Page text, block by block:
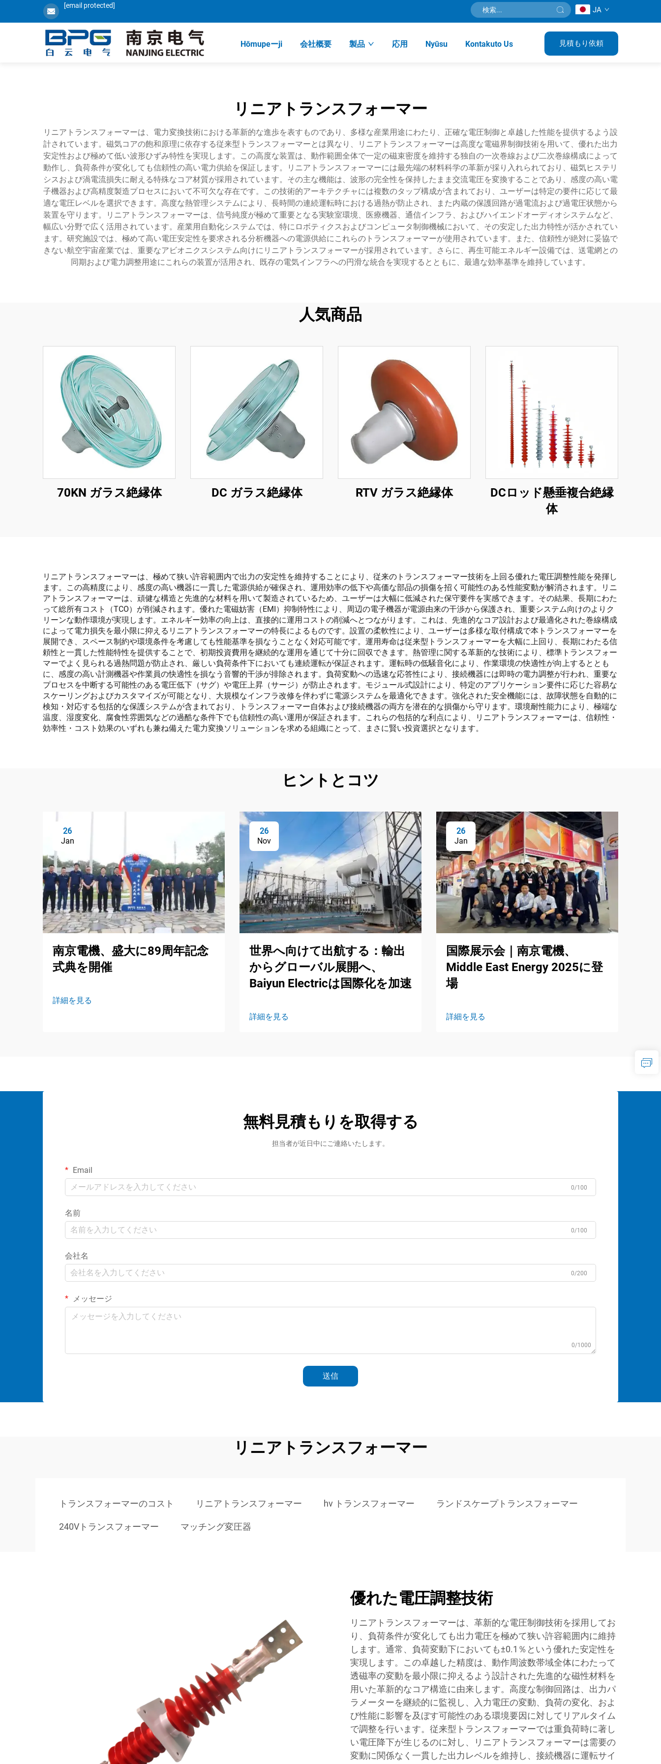
[email protected] JA
Hōmupeーji 会社概要 製品 応用 Nyūsu Kontakuto Us 見積もり依頼
リニアトランスフォーマー
リニアトランスフォーマーは、電力変換技術における革新的な進歩を表すものであり、多様な産業用途にわたり、正確な電圧制御と卓越した性能を提供するよう設
計されています。磁気コアの飽和原理に依存する従来型トランスフォーマーとは異なり、リニアトランスフォーマーは高度な電磁界制御技術を用いて、優れた出力
安定性および極めて低い波形ひずみ特性を実現します。この高度な装置は、動作範囲全体で一定の磁束密度を維持する独自の一次巻線および二次巻線構成によって
動作し、負荷条件が変化しても信頼性の高い電力供給を保証します。リニアトランスフォーマーには最先端の材料科学の革新が採り入れられており、磁気ヒステリ
シスおよび渦電流損失に耐える特殊なコア材質が採用されています。その主な機能は、波形の完全性を保持したまま交流電圧を変換することであり、感度の高い電
子機器および高精度製造プロセスにおいて不可欠な存在です。この技術的アーキテクチャには複数のタップ構成が含まれており、ユーザーは特定の要件に応じて最
適な電圧レベルを選択できます。高度な熱管理システムにより、長時間の連続運転時における過熱が防止され、また内蔵の保護回路が過電流および過電圧状態から
装置を守ります。リニアトランスフォーマーは、信号純度が極めて重要となる実験室環境、医療機器、通信インフラ、およびハイエンドオーディオシステムなど、
幅広い分野で広く活用されています。産業用自動化システムでは、特にロボティクスおよびコンピュータ制御機械において、その安定した出力特性が活かされてい
ます。研究施設では、極めて高い電圧安定性を要求される分析機器への電源供給にこれらのトランスフォーマーが使用されています。また、信頼性が絶対に妥協で
きない航空宇宙産業では、重要なアビオニクスシステム向けにリニアトランスフォーマーが採用されています。さらに、再生可能エネルギー設備では、送電網との
同期および電力調整用途にこれらの装置が活用され、既存の電気インフラへの円滑な統合を実現するとともに、最適な効率基準を維持しています。
人気商品
70KN ガラス絶縁体 DC ガラス絶縁体 RTV ガラス絶縁体
DCロッド懸垂複合絶縁
体
リニアトランスフォーマーは、極めて狭い許容範囲内で出力の安定性を維持することにより、従来のトランスフォーマー技術を上回る優れた電圧調整性能を発揮し
ます。この高精度により、感度の高い機器に一貫した電源供給が確保され、運用効率の低下や高価な部品の損傷を招く可能性のある性能変動が解消されます。リニ
アトランスフォーマーは、頑健な構造と先進的な材料を用いて製造されているため、ユーザーは大幅に低減された保守要件を実感できます。その結果、長期にわた
って総所有コスト（TCO）が削減されます。優れた電磁妨害（EMI）抑制特性により、周辺の電子機器が電源由来の干渉から保護され、重要システム向けのよりク
リーンな動作環境が実現します。エネルギー効率の向上は、直接的に運用コストの削減へとつながります。これは、先進的なコア設計および最適化された巻線構成
によって電力損失を最小限に抑えるリニアトランスフォーマーの特長によるものです。設置の柔軟性により、ユーザーは多様な取付構成で本トランスフォーマーを
展開でき、スペース制約や環境条件を考慮しても性能基準を損なうことなく対応可能です。運用寿命は従来型トランスフォーマーを大幅に上回り、長期にわたる信
頼性と一貫した性能特性を提供することで、初期投資費用を継続的な運用を通じて十分に回収できます。熱管理に関する革新的な技術により、標準トランスフォー
マーでよく見られる過熱問題が防止され、厳しい負荷条件下においても連続運転が保証されます。運転時の低騒音化により、作業環境の快適性が向上するととも
に、感度の高い計測機器や作業員の快適性を損なう音響的干渉が排除されます。負荷変動への迅速な応答性により、接続機器には即時の電力調整が行われ、重要な
プロセスを中断する可能性のある電圧低下（サグ）や電圧上昇（サージ）が防止されます。モジュール式設計により、特定のアプリケーション要件に応じた容易な
スケーリングおよびカスタマイズが可能となり、大規模なインフラ改修を伴わずに電源システムを最適化できます。強化された安全機能には、故障状態を自動的に
検知・対応する包括的な保護システムが含まれており、トランスフォーマー自体および接続機器の両方を潜在的な損傷から守ります。環境耐性能力により、極端な
温度、湿度変化、腐食性雰囲気などの過酷な条件下でも信頼性の高い運用が保証されます。これらの包括的な利点により、リニアトランスフォーマーは、信頼性・
効率性・コスト効果のいずれも兼ね備えた電力変換ソリューションを求める組織にとって、まさに賢い投資選択となります。
ヒントとコツ
26
Jan
南京電機、盛大に89周年記念
式典を開催
詳細を見る
26
Nov
世界へ向けて出航する：輸出
からグローバル展開へ、
Baiyun Electricは国際化を加速
詳細を見る
26
Jan
国際展示会｜南京電機、
Middle East Energy 2025に登
場
詳細を見る
無料見積もりを取得する
担当者が近日中にご連絡いたします。
Email
0/100
名前
0/100
会社名
0/200
メッセージ
0/1000
送信
リニアトランスフォーマー
トランスフォーマーのコスト リニアトランスフォーマー hv トランスフォーマー ランドスケープトランスフォーマー
240Vトランスフォーマー マッチング変圧器
優れた電圧調整技術
リニアトランスフォーマーは、革新的な電圧制御技術を採用してお
り、負荷条件が変化しても出力電圧を極めて狭い許容範囲内に維持
します。通常、負荷変動下においても±0.1％という優れた安定性を
実現します。この卓越した精度は、動作周波数帯域全体にわたって
透磁率の変動を最小限に抑えるよう設計された先進的な磁性材料を
用いた革新的なコア構造に由来します。高度な制御回路は、出力パ
ラメーターを継続的に監視し、入力電圧の変動、負荷の変化、およ
び性能に影響を及ぼす可能性のある環境要因に対してリアルタイム
で調整を行います。従来型トランスフォーマーでは重負荷時に著し
い電圧降下が生じるのに対し、リニアトランスフォーマーは需要の
変動に関係なく一貫した出力レベルを維持し、接続機器に運転サイ